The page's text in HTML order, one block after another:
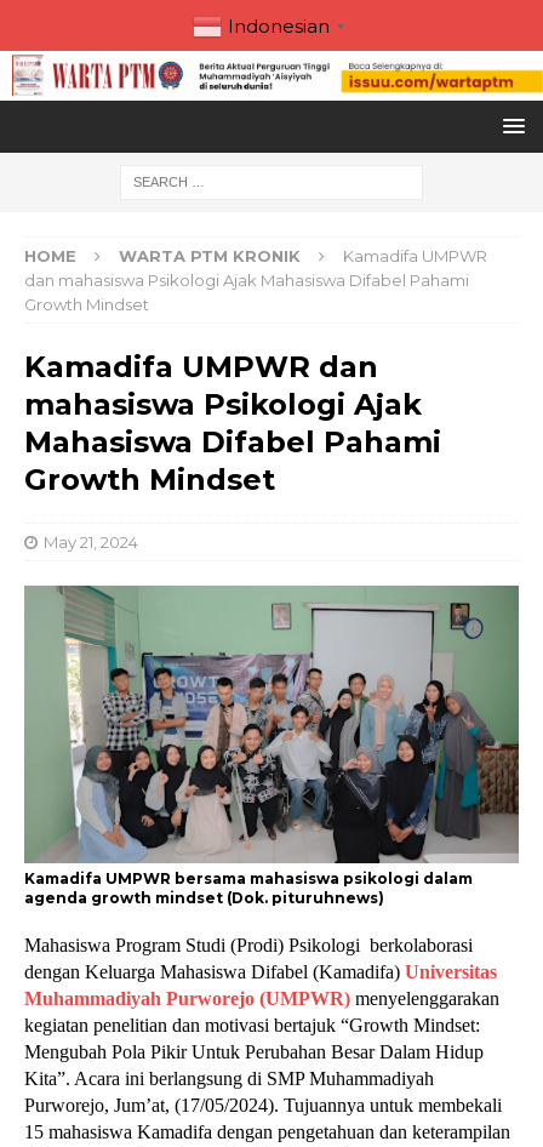
Indonesian ▼
HOME WARTA PTM KRONIK
Kamadifa UMPWR
dan mahasiswa Psikologi Ajak Mahasiswa Difabel Pahami
Growth Mindset
Kamadifa UMPWR dan
mahasiswa Psikologi Ajak
Mahasiswa Difabel Pahami
Growth Mindset
May 21, 2024
Kamadifa UMPWR bersama mahasiswa psikologi dalam
agenda growth mindset (Dok. pituruhnews)
Mahasiswa Program Studi (Prodi) Psikologi  berkolaborasi
dengan Keluarga Mahasiswa Difabel (Kamadifa) Universitas
Muhammadiyah Purworejo (UMPWR) menyelenggarakan
kegiatan penelitian dan motivasi bertajuk “Growth Mindset:
Mengubah Pola Pikir Untuk Perubahan Besar Dalam Hidup
Kita”. Acara ini berlangsung di SMP Muhammadiyah
Purworejo, Jum’at, (17/05/2024). Tujuannya untuk membekali
15 mahasiswa Kamadifa dengan pengetahuan dan keterampilan